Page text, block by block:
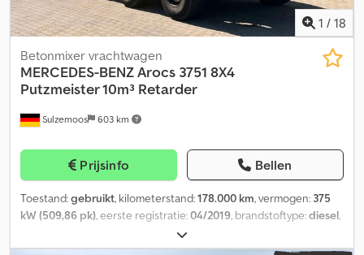
1 / 18
Sulzemoos 603 km
Betonmixer vrachtwagen
MERCEDES-BENZArocs 3751 8X4
Putzmeister 10m³ Retarder
Prijsinfo Bellen
Toestand:gebruikt, kilometerstand:178.000 km, vermogen: 375
kW (509,86 pk), eerste registratie:04/2019, brandstoftype:diesel,
, asconfiguratie:
retarder, soort overbrenging:automatisch, emissieklasse:Euro 6,